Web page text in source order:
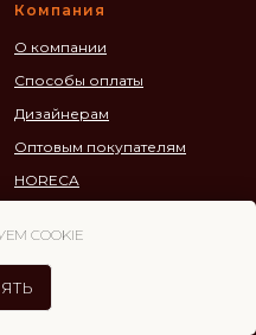
Компания
О компании
Способы оплаты
Дизайнерам
Оптовым покупателям
HORECA
COOKIE